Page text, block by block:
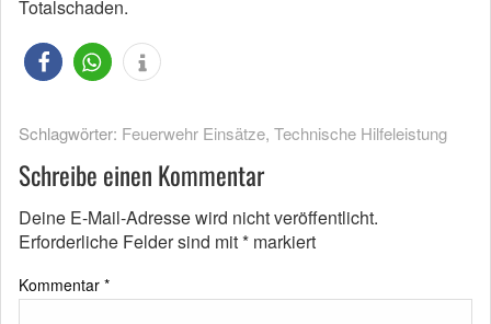
Totalschaden.
Schlagwörter: Feuerwehr Einsätze, Technische Hilfeleistung
Schreibe einen Kommentar
Deine E-Mail-Adresse wird nicht veröffentlicht.
Erforderliche Felder sind mit* markiert
Kommentar *